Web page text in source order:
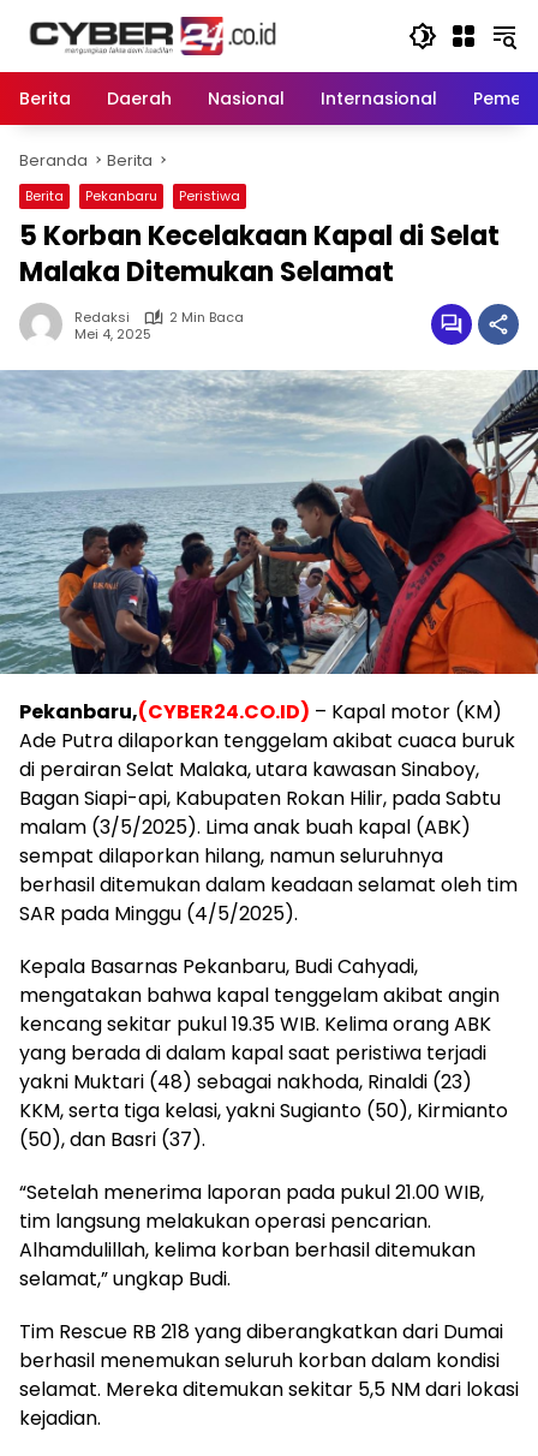
Berita
Daerah Nasional Internasional
Beranda Berita
Berita Pekanbaru Peristiwa
5 Korban Kecelakaan Kapal di Selat
Malaka Ditemukan Selamat
Redaksi
2 Min Baca
Mei 4, 2025
Pekanbaru,(CYBER24.CO.ID) – Kapal motor (KM)
Ade Putra dilaporkan tenggelam akibat cuaca buruk
di perairan Selat Malaka, utara kawasan Sinaboy,
Bagan Siapi-api, Kabupaten Rokan Hilir, pada Sabtu
malam (3/5/2025). Lima anak buah kapal (ABK)
sempat dilaporkan hilang, namun seluruhnya
berhasil ditemukan dalam keadaan selamat oleh tim
SAR pada Minggu (4/5/2025).
Kepala Basarnas Pekanbaru, Budi Cahyadi,
mengatakan bahwa kapal tenggelam akibat angin
kencang sekitar pukul 19.35 WIB. Kelima orang ABK
yang berada di dalam kapal saat peristiwa terjadi
yakni Muktari (48) sebagai nakhoda, Rinaldi (23)
KKM, serta tiga kelasi, yakni Sugianto (50), Kirmianto
(50), dan Basri (37).
“Setelah menerima laporan pada pukul 21.00 WIB,
tim langsung melakukan operasi pencarian.
Alhamdulillah, kelima korban berhasil ditemukan
selamat,” ungkap Budi.
Tim Rescue RB 218 yang diberangkatkan dari Dumai
berhasil menemukan seluruh korban dalam kondisi
selamat. Mereka ditemukan sekitar 5,5 NM dari lokasi
kejadian.